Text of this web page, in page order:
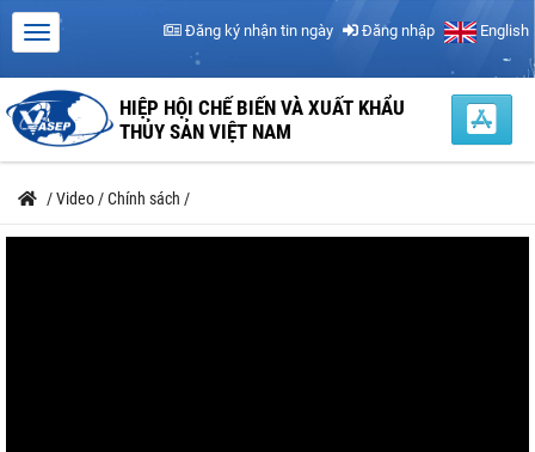
Đăng ký nhận tin ngày Đăng nhập English
HIỆP HỘI CHẾ BIẾN VÀ XUẤT KHẨU
THỦY SẢN VIỆT NAM
/Video /Chính sách /